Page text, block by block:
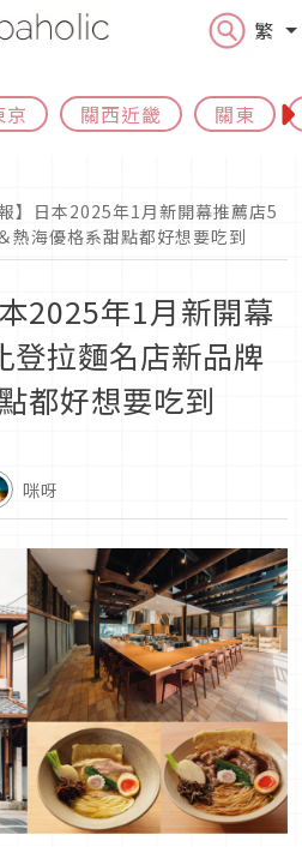
繁
京 關西近畿 關東
報】日本2025年1月新開幕推薦店5
熱海優格系甜點都好想要吃到
2025年1月新開幕
登拉麵名店新品牌
都好想要吃到
咪呀